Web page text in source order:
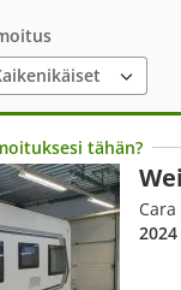
tähän?
2024